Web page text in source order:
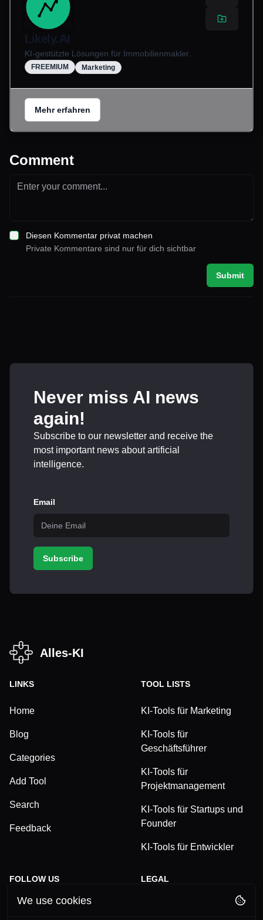
Likely.AI
KI-gestützte Lösungen für Immobilienmakler.
FREEMIUM Marketing
Mehr erfahren
Comment
Diesen Kommentar privat machen
Private Kommentare sind nur für dich sichtbar
Submit
Never miss AI news
again!
Subscribe to our newsletter and receive the
most important news about artificial
intelligence.
Email
Subscribe
Alles-KI
LINKS
Home
Blog
Categories
Add Tool
Search
Feedback
TOOL LISTS
KI-Tools für Marketing
KI-Tools für
Geschäftsführer
KI-Tools für
Projektmanagement
KI-Tools für Startups und
Founder
KI-Tools für Entwickler
FOLLOW US
TikTok
LEGAL
We use cookies